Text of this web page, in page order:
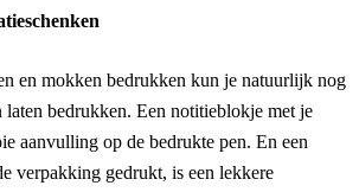
en mokken bedrukken kun je natuurlijk nog
laten bedrukken. Een notitieblokje met je
aanvulling op de bedrukte pen. En een
verpakking gedrukt, is een lekkere